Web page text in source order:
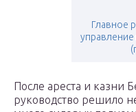
Главное
управление
После ареста и казни
руководство решило